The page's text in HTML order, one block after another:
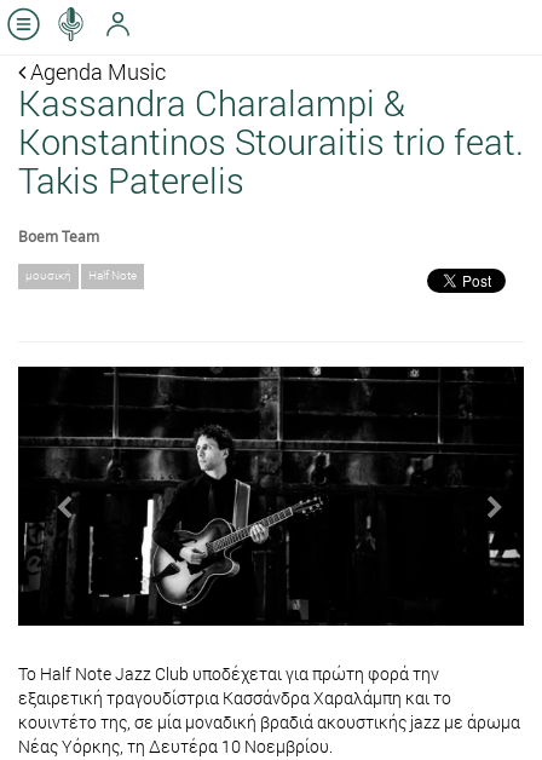
Agenda Music
Kassandra Charalampi &
Konstantinos Stouraitis trio feat.
Takis Paterelis
Boem Team
μουσική Half Note
Previous Next
Το Half Note Jazz Club υποδέχεται για πρώτη φορά την
εξαιρετική τραγουδίστρια Κασσάνδρα Χαραλάμπη και το
κουιντέτο της, σε μία μοναδική βραδιά ακουστικής jazz με άρωμα
Νέας Υόρκης, τη Δευτέρα 10 Νοεμβρίου.